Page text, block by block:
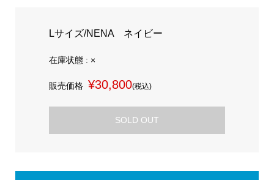
Lサイズ/NENA ネイビー
在庫状態 : ×
販売価格 ¥30,800(税込)
SOLD OUT